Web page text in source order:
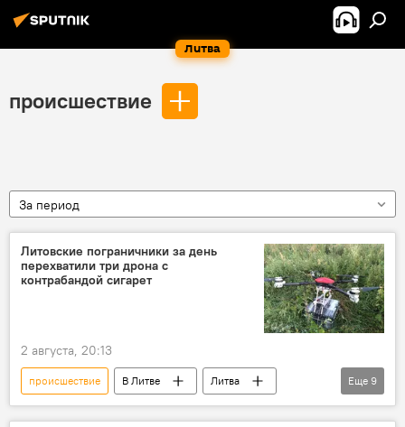
Литва
происшествие
За период
Литовские пограничники за день
перехватили три дрона с
контрабандой сигарет
2 августа, 20:13
происшествие В Литве
Литва
контрабанда
контрабанда сигарет
Еще 9